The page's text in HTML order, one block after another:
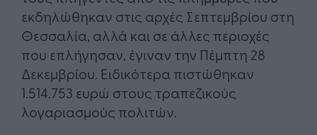
εκδηλώθηκαν στις αρχές Σεπτεμβρίου στη
Θεσσαλία, αλλά και σε άλλες περιοχές
που επλήγησαν, έγιναν την Πέμπτη 28
Δεκεμβρίου. Ειδικότερα πιστώθηκαν
1.514.753 ευρώ στους τραπεζικούς
λογαριασμούς πολιτών.